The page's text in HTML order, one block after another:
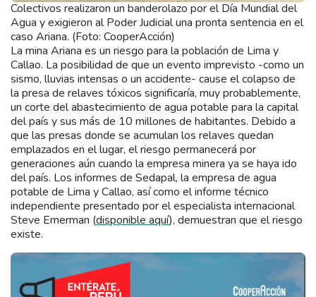
Colectivos realizaron un banderolazo por el Día Mundial del
Agua y exigieron al Poder Judicial una pronta sentencia en el
caso Ariana. (Foto: CooperAcción)
La mina Ariana es un riesgo para la población de Lima y
Callao. La posibilidad de que un evento imprevisto -como un
sismo, lluvias intensas o un accidente- cause el colapso de
la presa de relaves tóxicos significaría, muy probablemente,
un corte del abastecimiento de agua potable para la capital
del país y sus más de 10 millones de habitantes. Debido a
que las presas donde se acumulan los relaves quedan
emplazados en el lugar, el riesgo permanecerá por
generaciones aún cuando la empresa minera ya se haya ido
del país. Los informes de Sedapal, la empresa de agua
potable de Lima y Callao, así como el informe técnico
independiente presentado por el especialista internacional
Steve Emerman (disponible aquí), demuestran que el riesgo
existe.